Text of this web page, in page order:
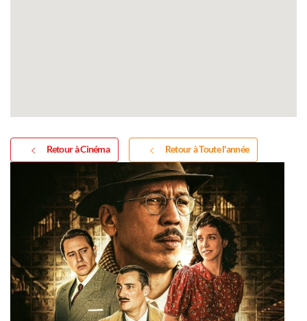
Retour à Cinéma Retour à Toute l'année